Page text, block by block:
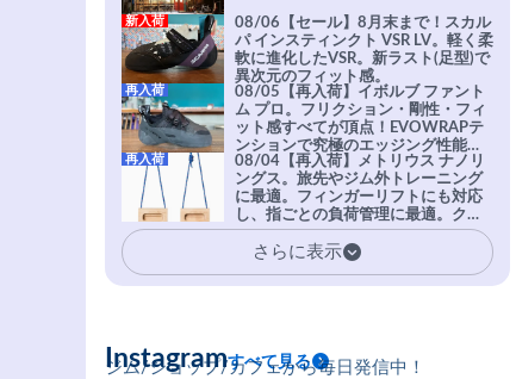
08/06【セール】8月末まで！スカル
パ インスティンクト VSR LV。軽く柔
軟に進化したVSR。新ラスト(足型)で
異次元のフィット感。
新入荷
08/05【再入荷】イボルブ ファント
ム プロ。フリクション・剛性・フィ
ット感すべてが頂点！EVOWRAPテ
ンションで究極のエッジング性能を
実現。進化系ラバーEvo-74はTRAX
を凌駕する粘着力で極小ホールドに
安心感。
再入荷
08/04【再入荷】メトリウス ナノリ
ングス。旅先やジム外トレーニング
に最適。フィンガーリフトにも対応
し、指ごとの負荷管理に最適。クラ
イマーの指を本気で鍛えるギア。
再入荷
さらに表示
ジム/ショップ/カフェから毎日発信中！
Instagramすべて見る